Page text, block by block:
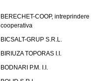
BERECHET-COOP, intreprindere
cooperativa
BICSALT-GRUP S.R.L.
BIRIUZA TOPORAS I.I.
BODNARI P.M. I.I.